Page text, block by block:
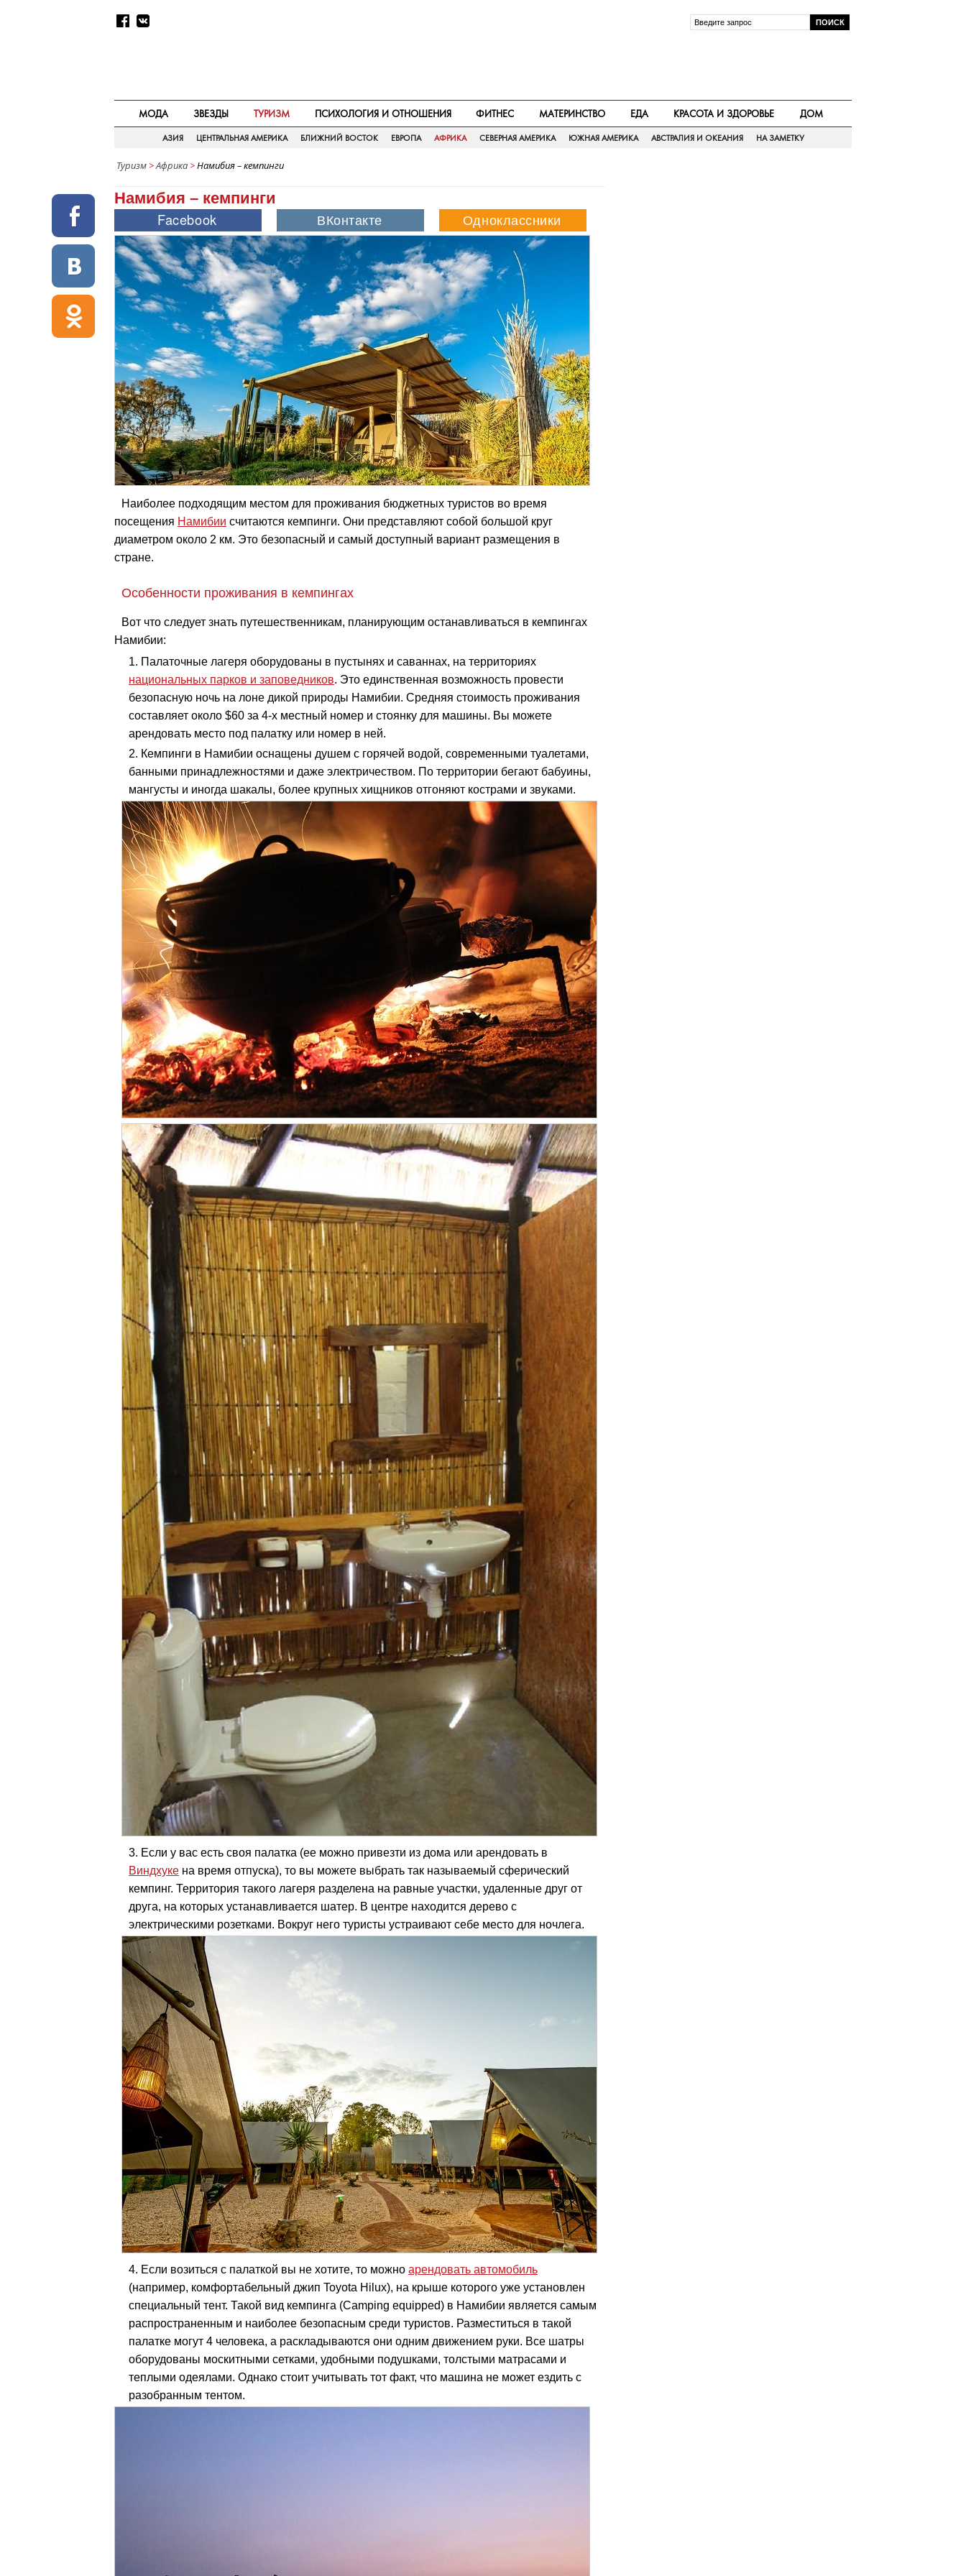
МОДА ЗВЕЗДЫ ТУРИЗМ ПСИХОЛОГИЯ И ОТНОШЕНИЯ ФИТНЕС МАТЕРИНСТВО ЕДА КРАСОТА И ЗДОРОВЬЕ ДОМ
АЗИЯ ЦЕНТРАЛЬНАЯ АМЕРИКА БЛИЖНИЙ ВОСТОК ЕВРОПА АФРИКА СЕВЕРНАЯ АМЕРИКА ЮЖНАЯ АМЕРИКА АВСТРАЛИЯ И ОКЕАНИЯ НА ЗАМЕТКУ
Туризм >Африка >Намибия – кемпинги
Намибия – кемпинги
Наиболее подходящим местом для проживания бюджетных туристов во время
посещения Намибии считаются кемпинги. Они представляют собой большой круг
диаметром около 2 км. Это безопасный и самый доступный вариант размещения в
стране.
Особенности проживания в кемпингах
Вот что следует знать путешественникам, планирующим останавливаться в кемпингах
Намибии:
Палаточные лагеря оборудованы в пустынях и саваннах, на территориях
национальных парков и заповедников. Это единственная возможность провести
безопасную ночь на лоне дикой природы Намибии. Средняя стоимость проживания
составляет около $60 за 4-х местный номер и стоянку для машины. Вы можете
арендовать место под палатку или номер в ней.
Кемпинги в Намибии оснащены душем с горячей водой, современными туалетами,
банными принадлежностями и даже электричеством. По территории бегают бабуины,
мангусты и иногда шакалы, более крупных хищников отгоняют кострами и звуками.
Если у вас есть своя палатка (ее можно привезти из дома или арендовать в
Виндхуке на время отпуска), то вы можете выбрать так называемый сферический
кемпинг. Территория такого лагеря разделена на равные участки, удаленные друг от
друга, на которых устанавливается шатер. В центре находится дерево с
электрическими розетками. Вокруг него туристы устраивают себе место для ночлега.
Если возиться с палаткой вы не хотите, то можно арендовать автомобиль
(например, комфортабельный джип Toyota Hilux), на крыше которого уже установлен
специальный тент. Такой вид кемпинга (Camping equipped) в Намибии является самым
распространенным и наиболее безопасным среди туристов. Разместиться в такой
палатке могут 4 человека, а раскладываются они одним движением руки. Все шатры
оборудованы москитными сетками, удобными подушками, толстыми матрасами и
теплыми одеялами. Однако стоит учитывать тот факт, что машина не может ездить с
разобранным тентом.